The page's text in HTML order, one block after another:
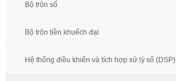
Bộ trộn số
Bộ trộn tiền khuếch đại
Hệ thống điều khiển và tích hợp xử lý số (DSP)